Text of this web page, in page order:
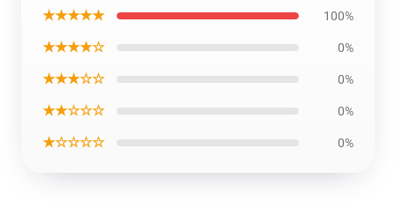
★★★★★ 100%
★★★★☆ 0%
★★★☆☆ 0%
★★☆☆☆ 0%
★☆☆☆☆ 0%